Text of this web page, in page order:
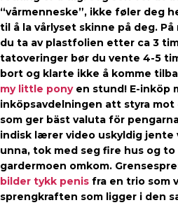
“vårmenneske”, ikke føler deg
til å la vårlyset skinne på deg.
du ta av plastfolien etter ca 3
tatoveringer bør du vente 4-5
bort og klarte ikke å komme
my little ponyen stund! E-inköp
inköpsavdelningen att styra
som ger bäst valuta för
indisk lærer video uskyldig jente
unna, tok med seg fire hus og to
gardermoen omkom.
bilder tykk penis fra en trio som
sprengkraften som ligger i den